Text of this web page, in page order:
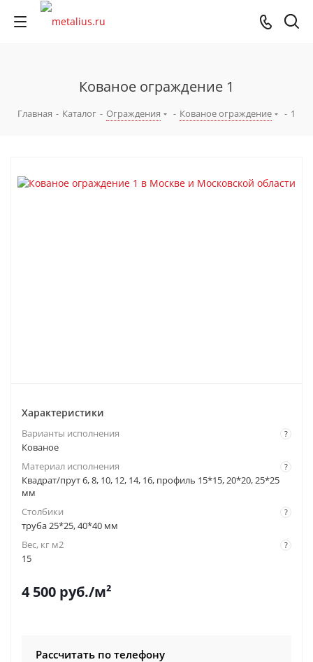
Кованое ограждение 1
Главная - Каталог - Ограждения - Кованое ограждение - 1
Характеристики
?
Варианты исполнения
Кованое
?
Материал исполнения
Квадрат/прут 6, 8, 10, 12, 14, 16, профиль 15*15, 20*20, 25*25
мм
?
Столбики
труба 25*25, 40*40 мм
?
Вес, кг м2
15
4 500 руб./м²
Рассчитать по телефону